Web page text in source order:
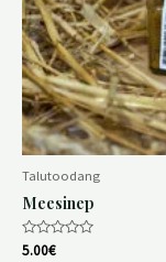
Talutoodang
Meesinep
Hinnanguga
5.00€